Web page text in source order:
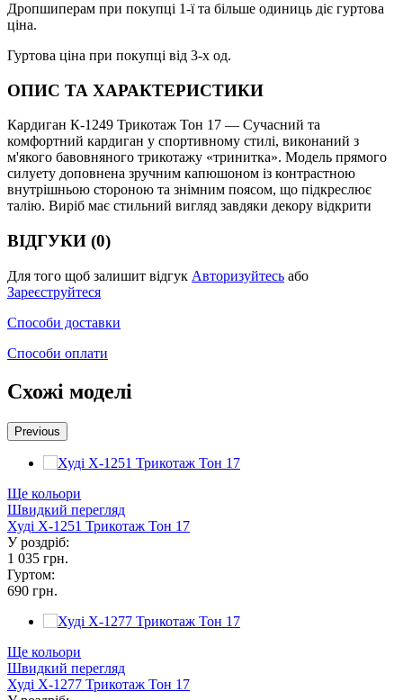
Дропшиперам при покупці 1-ї та більше одиниць діє гуртова
ціна.
Гуртова ціна при покупці від 3-х од.
ОПИС ТА ХАРАКТЕРИСТИКИ
Кардиган К-1249 Трикотаж Тон 17 — Сучасний та
комфортний кардиган у спортивному стилі, виконаний з
м'якого бавовняного трикотажу «тринитка». Модель прямого
силуету доповнена зручним капюшоном із контрастною
внутрішньою стороною та знімним поясом, що підкреслює
талію. Виріб має стильний вигляд завдяки декору відкрити
ВІДГУКИ (0)
Для того щоб залишит відгук Авторизуйтесь або
Зареєструйтеся
Способи доставки
Способи оплати
Схожі моделі
Previous
Ще кольори
Швидкий перегляд
Худі Х-1251 Трикотаж Тон 17
У роздріб:
1 035 грн.
Гуртом:
690 грн.
Ще кольори
Швидкий перегляд
Худі Х-1277 Трикотаж Тон 17